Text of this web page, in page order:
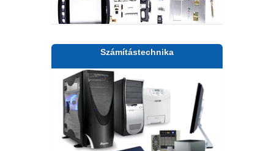
Számítástechnika